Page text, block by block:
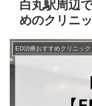
白丸駅周辺
めのクリニ
ED治療おすすめクリニック